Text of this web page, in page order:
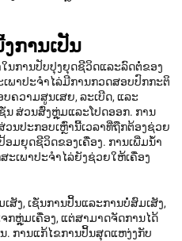
ການເປັນ
ນການປັບປຸງຍຸດຊີວິດແລະລົດຕໍ່ຂອງ
ພາປະຈຳໄລ່ມີການກວດສອບປົກກະຕິ
ຄວາມສູນເສຍ, ລະເບີດ, ແລະ
ນ ສ່ວນສົ່ງຫຼຸ່ມແລະໂປດອອກ. ການ
ນປະກອບເຫຼົ່ານີ້ເວລາທີ່ຖືກຕ້ອງຊ່ວຍ
ມຍຸດຊີວິດຂອງເຄື່ອງ. ການເພີ່ມນ້ຳ
ເພາປະຈຳໄລ່ຍັງຊ່ວຍໃຫ້ເຄື່ອງ
ງ, ເຊັ່ນການປິ້ນແລະການບໍ່ສົມເສັງ,
ກຫຼຸ່ມເຄື່ອງ, ແຕ່ສາມາດຈັດການໄດ້
ການແກ້ໄຂການປິ້ນສຸດແຫງ່ງກັບ